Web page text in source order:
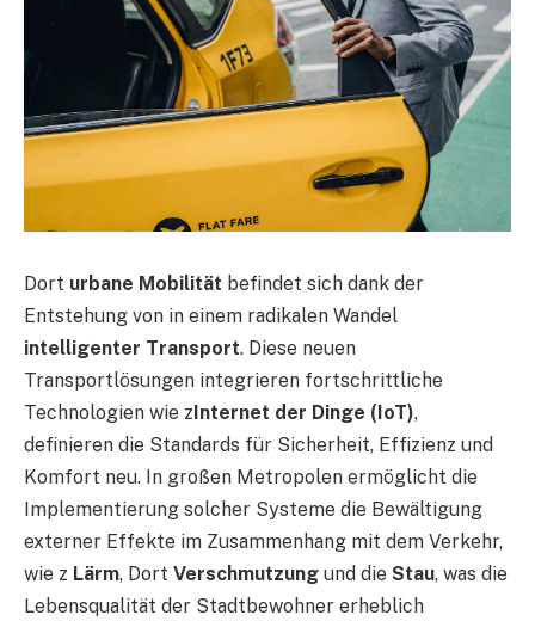
Dort urbane Mobilität befindet sich dank der
Entstehung von in einem radikalen Wandel
intelligenter Transport. Diese neuen
Transportlösungen integrieren fortschrittliche
Technologien wie zInternet der Dinge (IoT),
definieren die Standards für Sicherheit, Effizienz und
Komfort neu. In großen Metropolen ermöglicht die
Implementierung solcher Systeme die Bewältigung
externer Effekte im Zusammenhang mit dem Verkehr,
wie z Lärm, Dort Verschmutzung und die Stau, was die
Lebensqualität der Stadtbewohner erheblich